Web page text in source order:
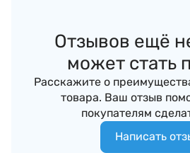
Отзывов ещё
может стать
Расскажите о
товара. Ваш отзыв
покупателям
Написать